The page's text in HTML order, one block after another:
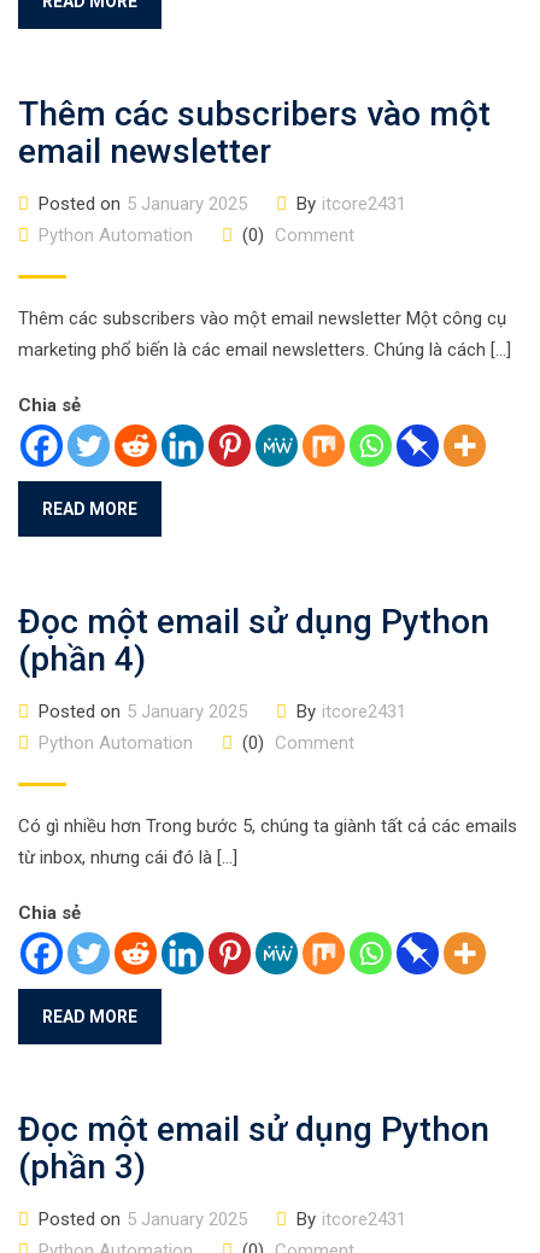
Thêm các subscribers vào một
email newsletter
Posted on 5 January 2025 By itcore2431
Python Automation
(0) Comment
Thêm các subscribers vào một email newsletter Một công cụ
marketing phổ biến là các email newsletters. Chúng là cách […]
Chia sẻ
READ MORE
Đọc một email sử dụng Python
(phần 4)
Posted on 5 January 2025 By itcore2431
Python Automation
(0) Comment
Có gì nhiều hơn Trong bước 5, chúng ta giành tất cả các emails
từ inbox, nhưng cái đó là […]
Chia sẻ
READ MORE
Đọc một email sử dụng Python
(phần 3)
Posted on 5 January 2025 By itcore2431